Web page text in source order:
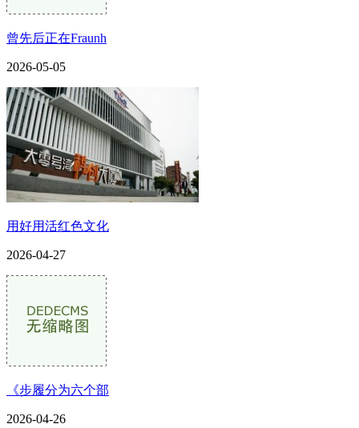
曾先后正在Fraunh
2026-05-05
用好用活红色文化
2026-04-27
《步履分为六个部
2026-04-26